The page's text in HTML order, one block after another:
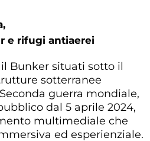
e rifugi antiaerei
Bunker situati sotto il
sotterranee
guerra mondiale,
dal 5 aprile 2024,
multimediale che
ed esperienziale.